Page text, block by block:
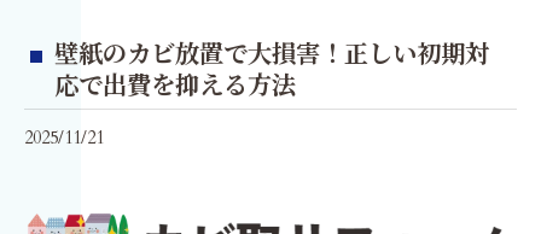
壁紙のカビ放置で大損害！正しい初期対
応で出費を抑える方法
2025/11/21